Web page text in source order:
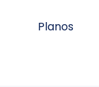
Planos